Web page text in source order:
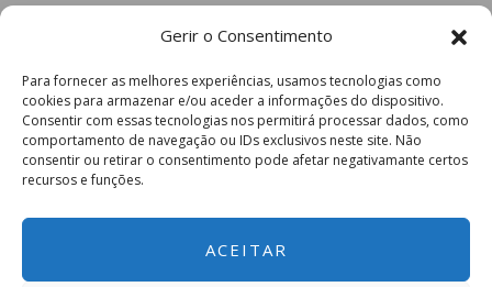
Gerir o Consentimento
Para fornecer as melhores experiências, usamos tecnologias como
cookies para armazenar e/ou aceder a informações do dispositivo.
Consentir com essas tecnologias nos permitirá processar dados, como
comportamento de navegação ou IDs exclusivos neste site. Não
consentir ou retirar o consentimento pode afetar negativamante certos
recursos e funções.
ACEITAR